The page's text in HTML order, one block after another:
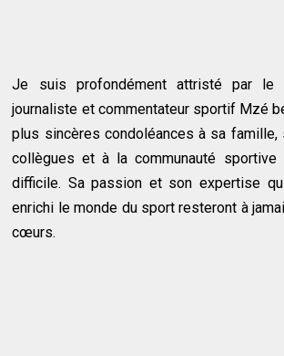
Je suis profondément attristé par le
journaliste et commentateur sportif Mzé
plus sincères condoléances à sa
collègues et à la communauté
difficile. Sa passion et son expertise
enrichi le monde du sport resteront à
cœurs.